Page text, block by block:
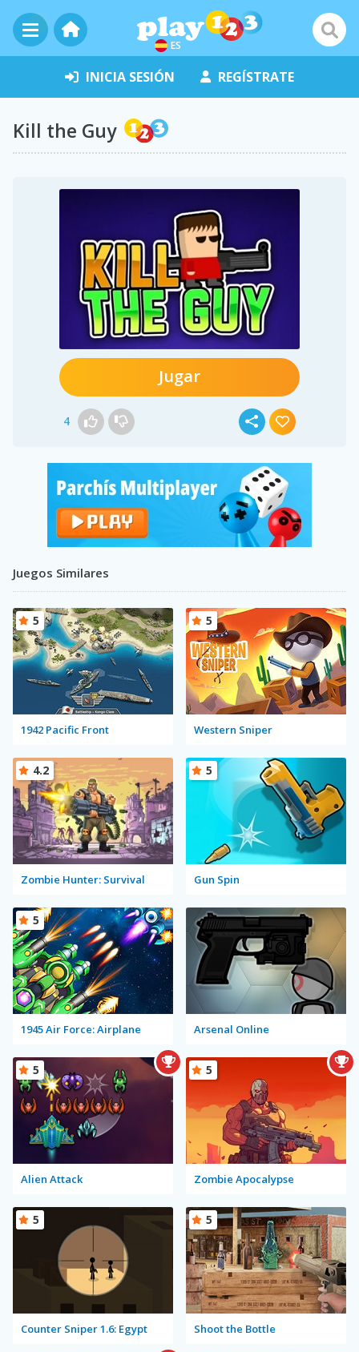
ES
INICIA SESIÓN REGÍSTRATE
Kill the Guy
Jugar
4
Juegos Similares
1942 Pacific Front
5
Western Sniper
5
Zombie Hunter: Survival
4.2
Gun Spin
5
1945 Air Force: Airplane
5
Arsenal Online
Alien Attack
5
Zombie Apocalypse
5
Counter Sniper 1.6: Egypt
5
Shoot the Bottle
5